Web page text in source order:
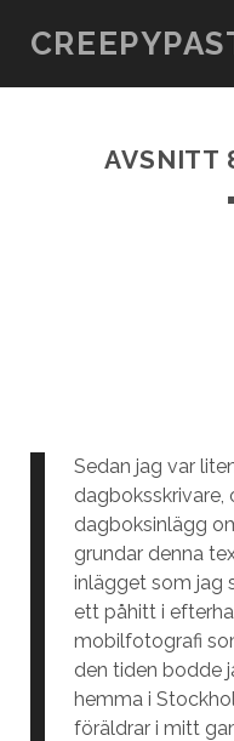
AVSNITT
Sedan jag var
dagboksinlägg
grundar denna
inlägget som jag
ett påhitt i
mobilfotografi
den tiden bodde
hemma i
föräldrar i mitt